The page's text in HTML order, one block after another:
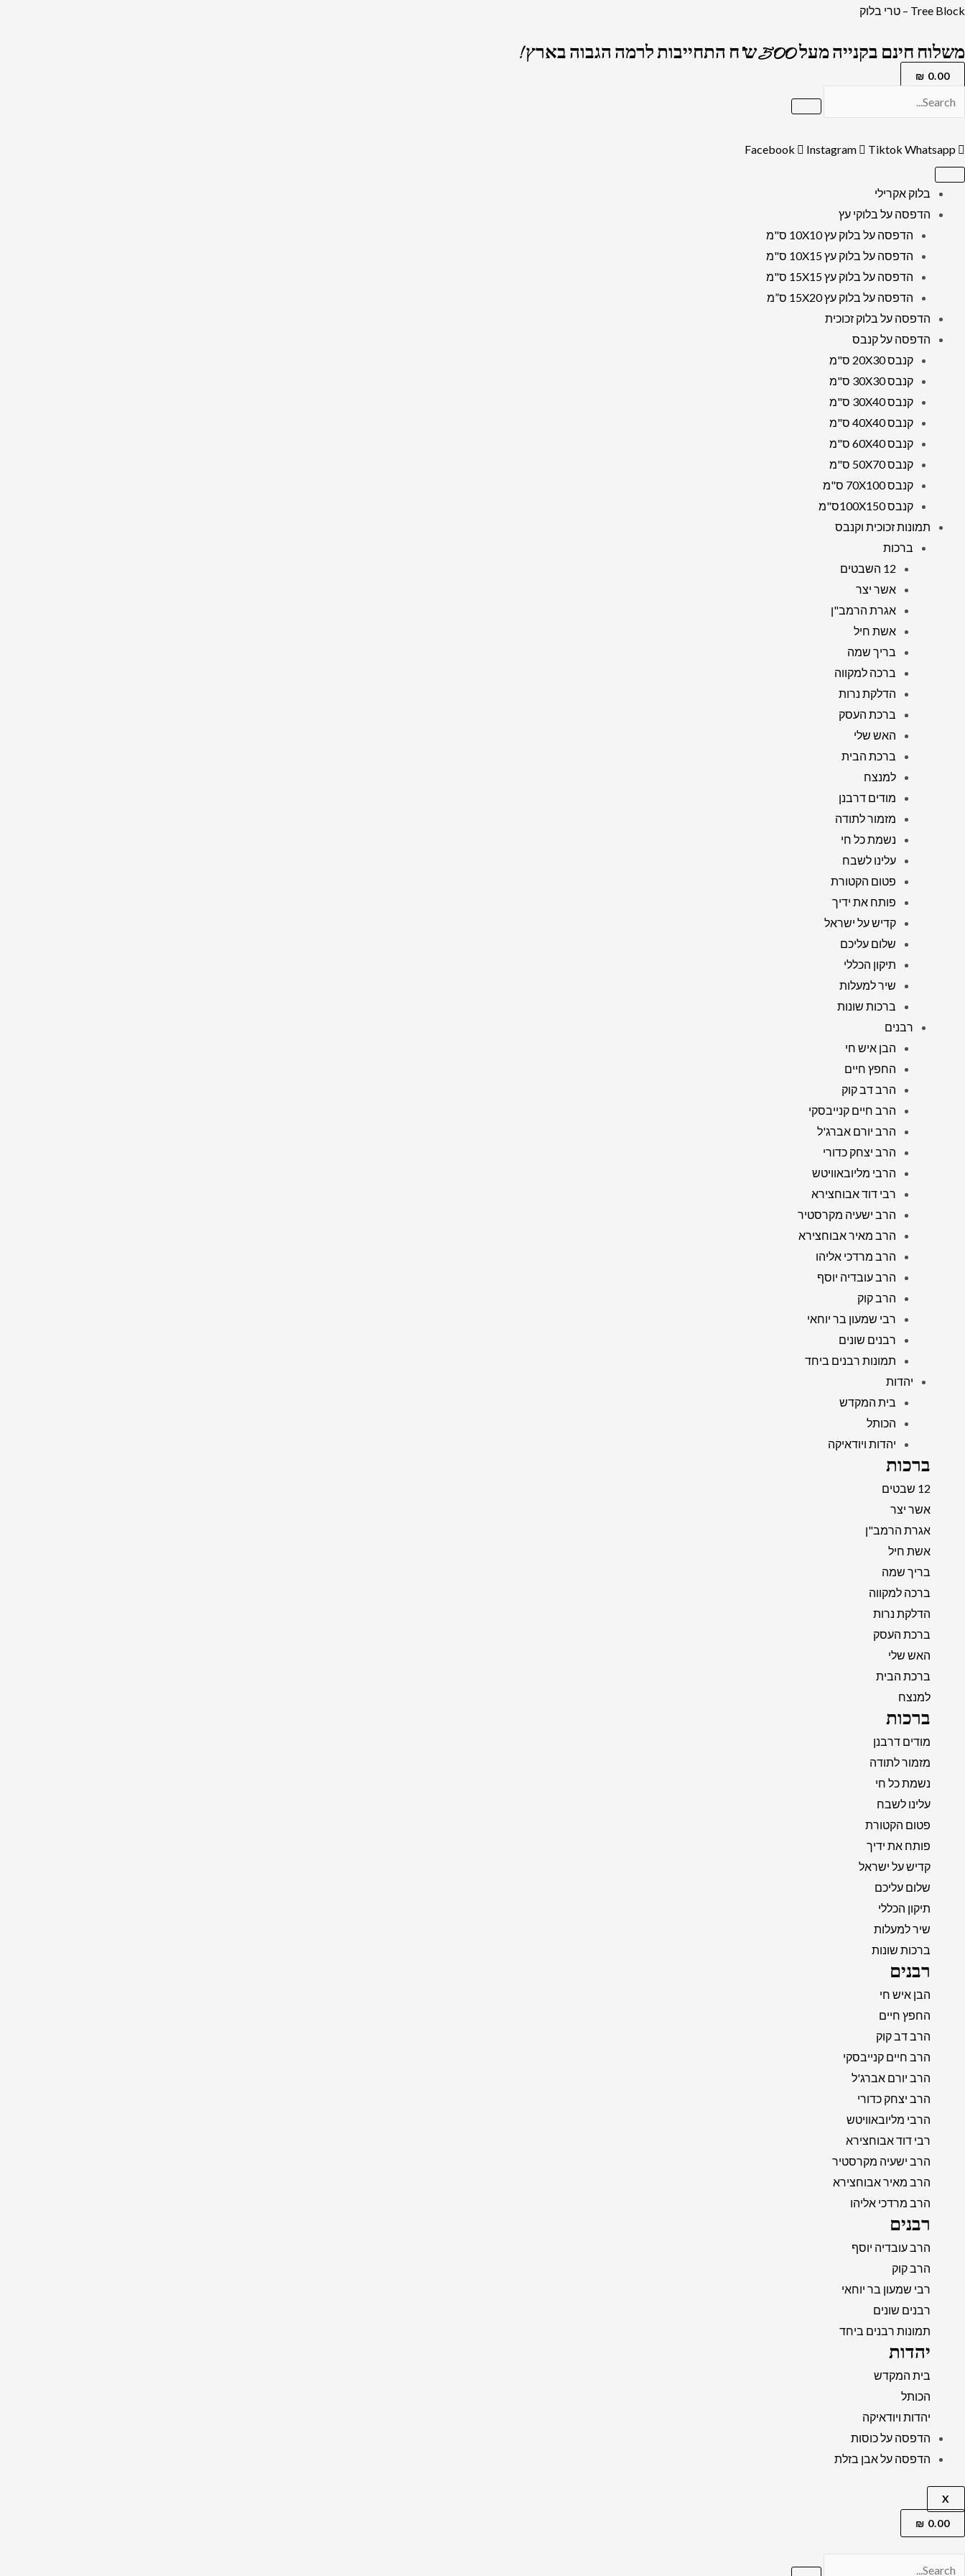
דילוג
Tree Block – טרי בלוק
משלוח חינם בקנייה מעל 500 ש"ח התחייבות לרמה הגבוה בארץ !
0.00
₪
Facebook Instagram Tiktok Whatsapp
בלוק אקרילי
הדפסה על בלוקי עץ
הדפסה על בלוק עץ 10X10 ס"מ
הדפסה על בלוק עץ 10X15 ס"מ
הדפסה על בלוק עץ 15X15 ס"מ
הדפסה על בלוק עץ 15X20 ס”מ
הדפסה על בלוק זכוכית
הדפסה על קנבס
קנבס 20X30 ס"מ
קנבס 30X30 ס"מ
קנבס 30X40 ס"מ
קנבס 40X40 ס"מ
קנבס 60X40 ס"מ
קנבס 50X70 ס"מ
קנבס 70X100 ס"מ
קנבס 100X150ס"מ
תמונות זכוכית וקנבס
ברכות
12 השבטים
אשר יצר
אגרת הרמב"ן
אשת חיל
בריך שמה
ברכה למקווה
הדלקת נרות
ברכת העסק
האש שלי
ברכת הבית
למנצח
מודים דרבנן
מזמור לתודה
נשמת כל חי
עלינו לשבח
פטום הקטורת
פותח את ידיך
קדיש על ישראל
שלום עליכם
תיקון הכללי
שיר למעלות
ברכות שונות
רבנים
הבן איש חי
החפץ חיים
הרב דב קוק
הרב חיים קנייבסקי
הרב יורם אברג'ל
הרב יצחק כדורי
הרבי מליובאוויטש
רבי דוד אבוחצירא
הרב ישעיה מקרסטיר
הרב מאיר אבוחצירא
הרב מרדכי אליהו
הרב עובדיה יוסף
הרב קוק
רבי שמעון בר יוחאי
רבנים שונים
תמונות רבנים ביחד
יהדות
בית המקדש
הכותל
יהדות ויודאיקה
ברכות
12 שבטים
אשר יצר
אגרת הרמב"ן
אשת חיל
בריך שמה
ברכה למקווה
הדלקת נרות
ברכת העסק
האש שלי
ברכת הבית
למנצח
ברכות
מודים דרבנן
מזמור לתודה
נשמת כל חי
עלינו לשבח
פטום הקטורת
פותח את ידיך
קדיש על ישראל
שלום עליכם
תיקון הכללי
שיר למעלות
ברכות שונות
רבנים
הבן איש חי
החפץ חיים
הרב דב קוק
הרב חיים קנייבסקי
הרב יורם אברג'ל
הרב יצחק כדורי
הרבי מליובאוויטש
רבי דוד אבוחצירא
הרב ישעיה מקרסטיר
הרב מאיר אבוחצירא
הרב מרדכי אליהו
רבנים
הרב עובדיה יוסף
הרב קוק
רבי שמעון בר יוחאי
רבנים שונים
תמונות רבנים ביחד
יהדות
בית המקדש
הכותל
יהדות ויודאיקה
הדפסה על כוסות
הדפסה על אבן בזלת
X
0.00
₪
כמות
1590-
מודרני
הרב
יוסף
על
קנבס
או
זכוכית
מחוסמת